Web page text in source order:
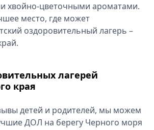
хвойно-цветочными ароматами.
место, где может
оздоровительный лагерь –
лагерей
края
детей и родителей, мы можем
ДОЛ на берегу Черного моря